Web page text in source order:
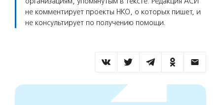
не комментирует проекты НКО, о которых пишет, и
не консультирует по получению помощи.